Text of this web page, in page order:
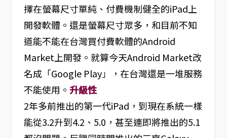
擇在螢幕尺寸單純、付費機制健全的iPad上
開發軟體。還是螢幕尺寸眾多，和目前不知
道能不能在台灣買付費軟體的Android
Market上開發。就算今天Android Market改
名成「Google Play」，在台灣還是一堆服務
不能使用。 升級性
2年多前推出的第一代iPad，到現在系統一樣
能從3.2升到4.2、5.0，甚至連即將推出的5.1